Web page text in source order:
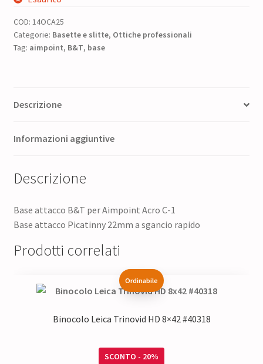
era:
115,00 €.
è:
92,00 €.
COD: 14OCA25
Categorie: Basette e slitte, Ottiche professionali
Tag: aimpoint, B&T, base
Descrizione
Informazioni aggiuntive
Descrizione
Base attacco B&T per Aimpoint Acro C-1
Base attacco Picatinny 22mm a sgancio rapido
Prodotti correlati
Ordinabile
Binocolo Leica Trinovid HD 8×42 #40318
SCONTO - 20%